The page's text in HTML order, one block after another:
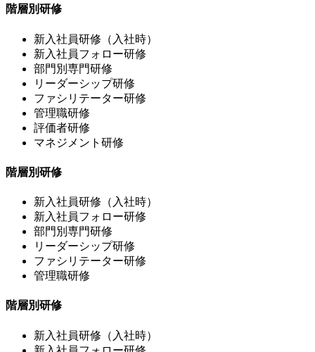
階層別研修
新入社員研修（入社時）
新入社員フォロー研修
部門別専門研修
リーダーシップ研修
ファシリテーター研修
管理職研修
評価者研修
マネジメント研修
階層別研修
新入社員研修（入社時）
新入社員フォロー研修
部門別専門研修
リーダーシップ研修
ファシリテーター研修
管理職研修
階層別研修
新入社員研修（入社時）